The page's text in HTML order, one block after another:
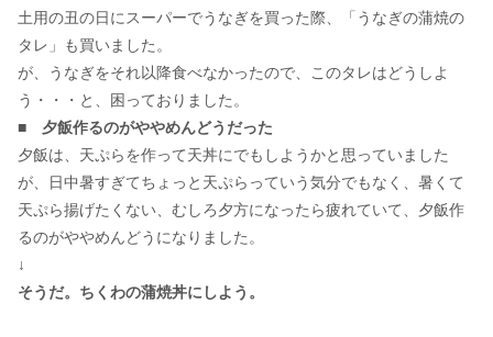
土用の丑の日にスーパーでうなぎを買った際、「うなぎの蒲焼の
タレ」も買いました。
が、うなぎをそれ以降食べなかったので、このタレはどうしよ
う・・・と、困っておりました。
■ 夕飯作るのがややめんどうだった
夕飯は、天ぷらを作って天丼にでもしようかと思っていました
が、日中暑すぎてちょっと天ぷらっていう気分でもなく、暑くて
天ぷら揚げたくない、むしろ夕方になったら疲れていて、夕飯作
るのがややめんどうになりました。
↓
そうだ。ちくわの蒲焼丼にしよう。